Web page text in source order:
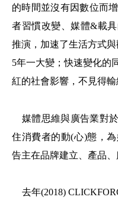
的時間並沒有因數位而
者習慣改變、媒體&載
推演，加速了生活方式
5年一大變；快速變化的
紅的社會影響，不見得輸
媒體思維與廣告業對
住消費者的動(心)態，
告主在品牌建立、產品
去年(2018)